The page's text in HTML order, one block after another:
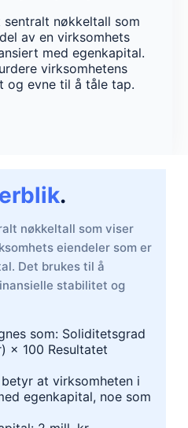
sentralt nøkkeltall som
av en virksomhets
med egenkapital.
virksomhetens
og evne til å tåle tap.
.
nøkkeltall som viser
eiendeler som er
Det brukes til å
stabilitet og
som: Soliditetsgrad
× 100 Resultatet
at virksomheten i
egenkapital, noe som